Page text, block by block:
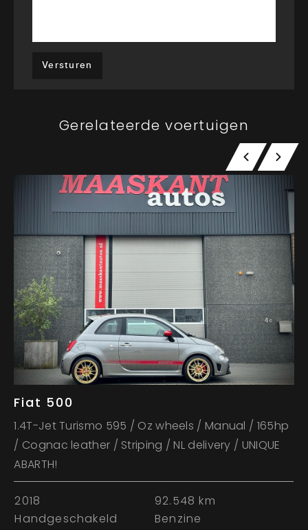
Versturen
Gerelateerde voertuigen
Fiat 500
1.4T-Jet Turismo 595 / Oz wheels / Manual / 165hp
/ Cognac leather / Striping / NL delivery / UNIQUE
ABARTH!
2018
92.548 km
Handgeschakeld
Benzine